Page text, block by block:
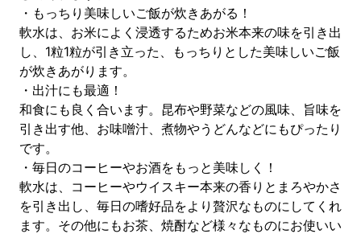
・もっちり美味しいご飯が炊きあがる！
軟水は、お米によく浸透するためお米本来の味を引き出
し、1粒1粒が引き立った、もっちりとした美味しいご飯
が炊きあがります。
・出汁にも最適！
和食にも良く合います。昆布や野菜などの風味、旨味を
引き出す他、お味噌汁、煮物やうどんなどにもぴったり
です。
・毎日のコーヒーやお酒をもっと美味しく！
軟水は、コーヒーやウイスキー本来の香りとまろやかさ
を引き出し、毎日の嗜好品をより贅沢なものにしてくれ
ます。その他にもお茶、焼酎など様々なものにお使いい